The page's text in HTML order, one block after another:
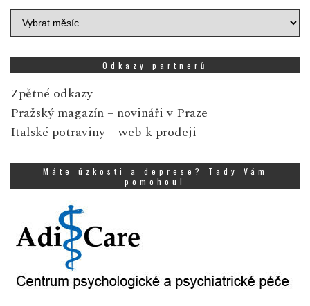
Archiv
zpráv
Odkazy partnerů
Zpětné odkazy
Pražský magazín – novináři v Praze
Italské potraviny – web k prodeji
Máte úzkosti a deprese? Tady Vám
pomohou!